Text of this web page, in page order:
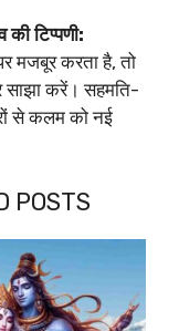
टिप्पणी:
मजबूर करता है, तो
साझा करें। सहमति-
से कलम को नई
POSTS